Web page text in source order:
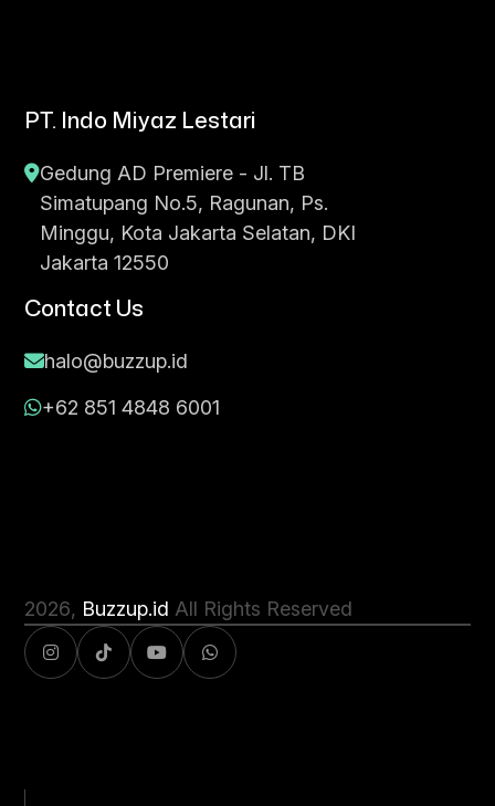
PT. Indo Miyaz Lestari
Gedung AD Premiere - Jl. TB
Simatupang No.5, Ragunan, Ps.
Minggu, Kota Jakarta Selatan, DKI
Jakarta 12550
Contact Us
halo@buzzup.id
+62 851 4848 6001
2026, Buzzup.id All Rights Reserved